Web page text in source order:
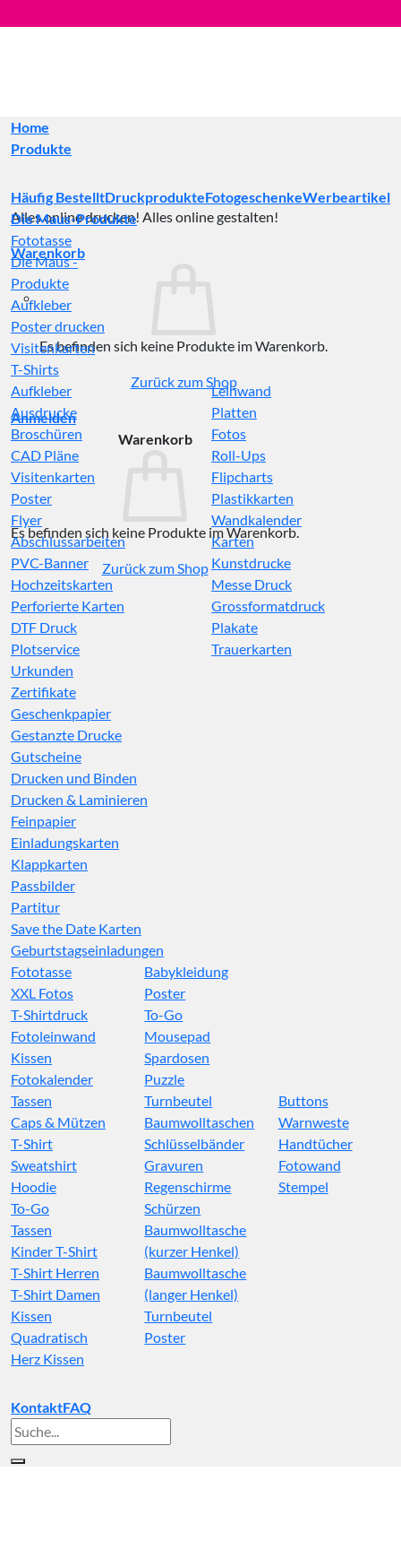
Inhalt
Alles online drucken! Alles online gestalten!
Warenkorb
Es befinden sich keine Produkte im Warenkorb.
Zurück zum Shop
Anmelden
Warenkorb
Es befinden sich keine Produkte im Warenkorb.
Zurück zum Shop
Home
Produkte
Häufig BestelltDruckprodukteFotogeschenkeWerbeartikel
Die Maus-Produkte
Fototasse
Die Maus -
Produkte
Aufkleber
Poster drucken
Visitenkarten
T-Shirts
Aufkleber
Ausdrucke
Broschüren
CAD Pläne
Visitenkarten
Poster
Flyer
Abschlussarbeiten
PVC-Banner
Hochzeitskarten
Perforierte Karten
DTF Druck
Plotservice
Leinwand
Platten
Fotos
Roll-Ups
Flipcharts
Plastikkarten
Wandkalender
Karten
Kunstdrucke
Messe Druck
Grossformatdruck
Plakate
Trauerkarten
Urkunden
Zertifikate
Geschenkpapier
Gestanzte Drucke
Gutscheine
Drucken und Binden
Drucken & Laminieren
Feinpapier
Einladungskarten
Klappkarten
Passbilder
Partitur
Save the Date Karten
Geburtstagseinladungen
Fototasse
XXL Fotos
T-Shirtdruck
Fotoleinwand
Kissen
Fotokalender
Babykleidung
Poster
To-Go
Mousepad
Spardosen
Puzzle
Tassen
Caps & Mützen
T-Shirt
Sweatshirt
Hoodie
To-Go
Turnbeutel
Baumwolltaschen
Schlüsselbänder
Gravuren
Regenschirme
Schürzen
Buttons
Warnweste
Handtücher
Fotowand
Stempel
Tassen
Kinder T-Shirt
T-Shirt Herren
T-Shirt Damen
Kissen
Quadratisch
Herz Kissen
Baumwolltasche
(kurzer Henkel)
Baumwolltasche
(langer Henkel)
Turnbeutel
Poster
KontaktFAQ
Suche
nach: